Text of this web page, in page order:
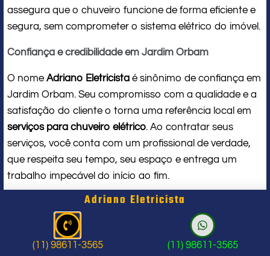
assegura que o chuveiro funcione de forma eficiente e
segura, sem comprometer o sistema elétrico do imóvel.
Confiança e credibilidade em Jardim Orbam
O nome Adriano Eletricista é sinônimo de confiança em
Jardim Orbam. Seu compromisso com a qualidade e a
satisfação do cliente o torna uma referência local em
serviços para chuveiro elétrico. Ao contratar seus
serviços, você conta com um profissional de verdade,
que respeita seu tempo, seu espaço e entrega um
trabalho impecável do início ao fim.
Problema com chuveiro: sinais que
indicam a hora de chamar um
profissional
Adriano Eletricista
(11) 98611-3565 (11) 98611-3565